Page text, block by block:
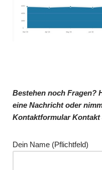
Bestehen noch Fragen?
eine Nachricht oder
Kontaktformular Kontakt
Dein Name (Pflichtfeld)